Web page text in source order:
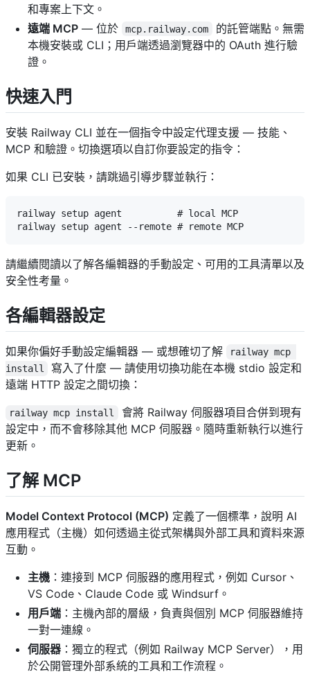
和專案上下文。
遠端 MCP — 位於 mcp.railway.com
的託管端點。無需
本機安裝或 CLI；用戶端透過瀏覽器中的 OAuth 進行驗
證。
快速入門
安裝 Railway CLI 並在一個指令中設定代理支援 — 技能、
MCP 和驗證。切換選項以自訂你要設定的指令：
如果 CLI 已安裝，請跳過引導步驟並執行：
railway setup agent          # local MCP
請繼續閱讀以了解各編輯器的手動設定、可用的工具清單以及
安全性考量。
各編輯器設定
如果你偏好手動設定編輯器 — 或想確切了解
railway mcp
install
寫入了什麼 — 請使用切換功能在本機 stdio 設定和
遠端 HTTP 設定之間切換：
railway mcp install
會將 Railway 伺服器項目合併到現有
設定中，而不會移除其他 MCP 伺服器。隨時重新執行以進行
更新。
了解 MCP
Model Context Protocol (MCP) 定義了一個標準，說明 AI
應用程式（主機）如何透過主從式架構與外部工具和資料來源
互動。
主機 ：連接到 MCP 伺服器的應用程式，例如 Cursor、
VS Code、Claude Code 或 Windsurf。
用戶端 ：主機內部的層級，負責與個別 MCP 伺服器維持
一對一連線。
伺服器 ：獨立的程式（例如 Railway MCP Server），用
於公開管理外部系統的工具和工作流程。